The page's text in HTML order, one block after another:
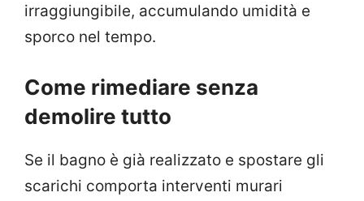
irraggiungibile, accumulando umidità e
sporco nel tempo.
Come rimediare senza
demolire tutto
Se il bagno è già realizzato e spostare gli
scarichi comporta interventi murari